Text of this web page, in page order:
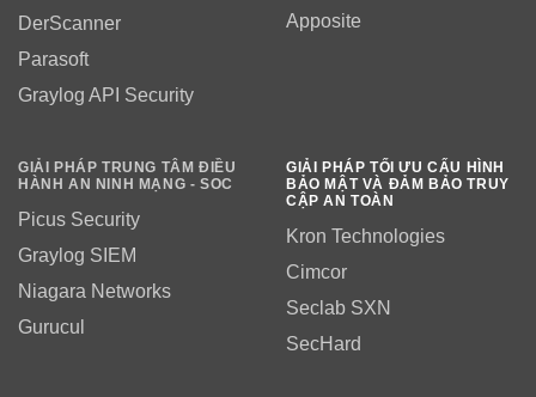
DerScanner
Parasoft
Graylog API Security
Apposite
GIẢI PHÁP TRUNG TÂM ĐIỀU
HÀNH AN NINH MẠNG - SOC
Picus Security
Graylog SIEM
Niagara Networks
Gurucul
GIẢI PHÁP TỐI ƯU CẤU HÌNH
BẢO MẬT VÀ ĐẢM BẢO TRUY
CẬP AN TOÀN
Kron Technologies
Cimcor
Seclab SXN
SecHard